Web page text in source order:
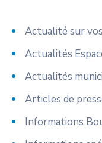
Actualité sur
Actualités
Actualités
Articles de
Informations